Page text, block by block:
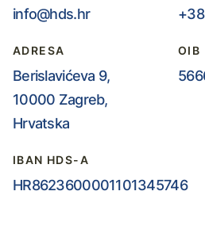
info@hds.hr
ADRESA
Berislavićeva 9,
10000 Zagreb,
Hrvatska
OIB
IBAN HDS-A
HR8623600001101345746